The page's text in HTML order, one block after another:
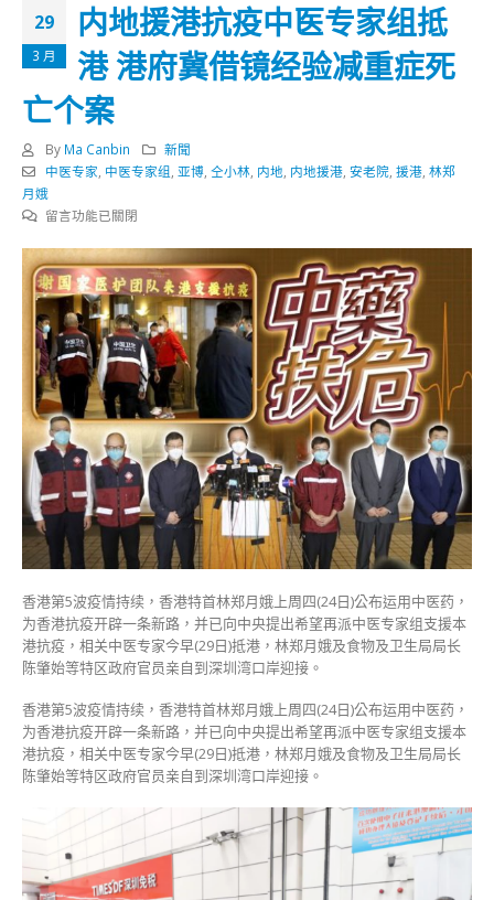
29
3 月
内地援港抗疫中医专家组抵
港 港府冀借镜经验减重症死
亡个案
By Ma Canbin
新聞
中医专家 中医专家组 亚博, 仝小林, 内地, 内地援港, 安老院, 援港, 林郑
月娥
在
地
援
港
抗
疫
中
医
专
家
组
抵
港
港
府
冀
镜
经
验
减
重
症
死
亡
个
留言功能已關閉
香港第5波疫情持续，香港特首林郑月娥上周四(24日)公布运用中医药，
为香港抗疫开辟一条新路，并已向中央提出希望再派中医专家组支援本
港抗疫，相关中医专家今早(29日)抵港，林郑月娥及食物及卫生局局长
陈肇始等特区政府官员亲自到深圳湾口岸迎接。
香港第5波疫情持续，香港特首林郑月娥上周四(24日)公布运用中医药，
为香港抗疫开辟一条新路，并已向中央提出希望再派中医专家组支援本
港抗疫，相关中医专家今早(29日)抵港，林郑月娥及食物及卫生局局长
陈肇始等特区政府官员亲自到深圳湾口岸迎接。